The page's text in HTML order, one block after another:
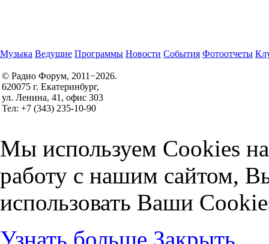
Музыка Ведущие Программы Новости События Фотоотчеты
© Радио Форум, 2011−2026.
620075 г. Екатеринбург,
ул. Ленина, 41, офис 303
Тел: +7 (343) 235-10-90
Мы используем Cookies
работу с нашим сайтом,
использовать Ваши
Узнать больше Закрыть